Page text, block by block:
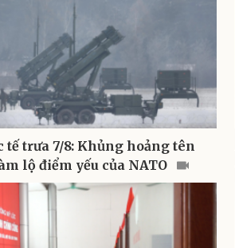
tế trưa 7/8: Khủng hoảng tên
lộ điểm yếu của NATO